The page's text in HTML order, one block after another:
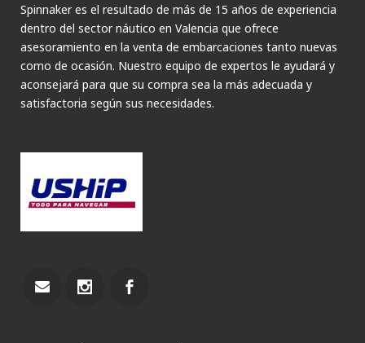
Spinnaker es el resultado de más de 15 años de experiencia
dentro del sector náutico en Valencia que ofrece
asesoramiento en la venta de embarcaciones tanto nuevas
como de ocasión. Nuestro equipo de expertos le ayudará y
aconsejará para que su compra sea la más adecuada y
satisfactoria según sus necesidades.